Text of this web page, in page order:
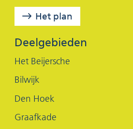
o
o
k
Het plan
Deelgebieden
Het Beijersche
Bilwijk
Den Hoek
Graafkade